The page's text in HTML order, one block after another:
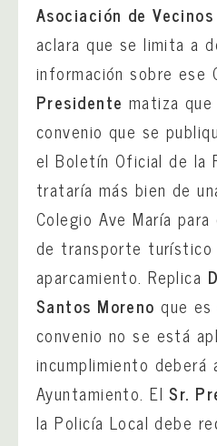
Asociación de
aclara que se limita a
información sobre ese
Presidente matiza
convenio que se
el Boletín Oficial de la
trataría más bien de
Colegio Ave María
de transporte turístico
aparcamiento. Replica
Santos Morenoque
convenio no se está
incumplimiento deberá
Ayuntamiento. ElSr.
la Policía Local debe